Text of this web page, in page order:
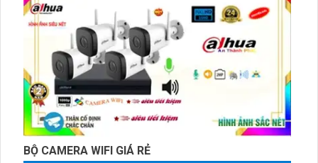
BỘ CAMERA WIFI GIÁ RẺ